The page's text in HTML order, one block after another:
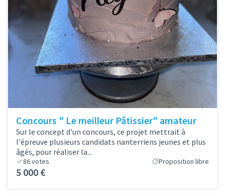
Concours " Le meilleur Pâtissier" amateur
Sur le concept d'un concours, ce projet mettrait à
l'épreuve plusieurs candidats nanterriens jeunes et plus
âgés, pour réaliser la...
86votes Proposition libre
5 000 €